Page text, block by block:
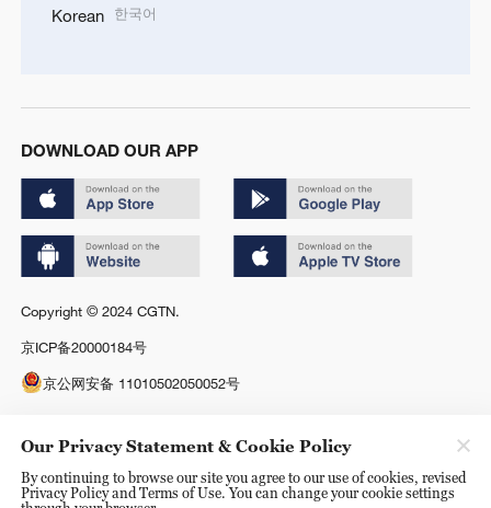
Korean 한국어
DOWNLOAD OUR APP
Copyright © 2024 CGTN.
京ICP备20000184号
京公网安备 11010502050052号
Our Privacy Statement & Cookie Policy
By continuing to browse our site you agree to our use of cookies, revised
Privacy Policy and Terms of Use. You can change your cookie settings